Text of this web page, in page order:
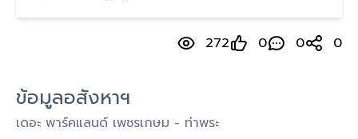
272 0 0 0
ข้อมูลอสังหาฯ
เดอะ พาร์คแลนด์ เพชรเกษม - ท่าพระ